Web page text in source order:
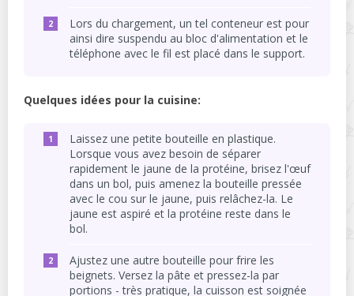
Lors du chargement, un tel conteneur est pour
ainsi dire suspendu au bloc d'alimentation et le
téléphone avec le fil est placé dans le support.
Quelques idées pour la cuisine:
Laissez une petite bouteille en plastique.
Lorsque vous avez besoin de séparer
rapidement le jaune de la protéine, brisez l'œuf
dans un bol, puis amenez la bouteille pressée
avec le cou sur le jaune, puis relâchez-la. Le
jaune est aspiré et la protéine reste dans le
bol.
Ajustez une autre bouteille pour frire les
beignets. Versez la pâte et pressez-la par
portions - très pratique, la cuisson est soignée